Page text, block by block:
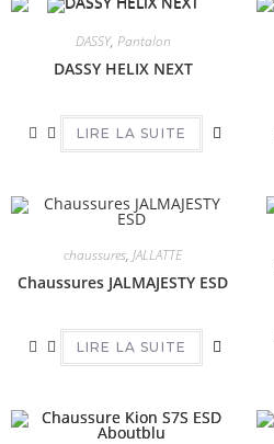
DASSY, Pantalon
DASSY HELIX NEXT
LIRE LA SUITE
chaussures, JALLATTE
Chaussures JALMAJESTY ESD
LIRE LA SUITE